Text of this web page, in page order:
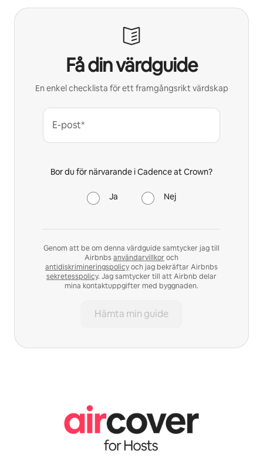
Få din värdguide
En enkel checklista för ett framgångsrikt värdskap
E-post*
Bor du för närvarande i Cadence at Crown?
Ja Nej
Genom att be om denna värdguide samtycker jag till
Airbnbs användarvillkor och
antidiskrimineringspolicyoch jag bekräftar Airbnbs
sekretesspolicy. Jag samtycker till att Airbnb delar
mina kontaktuppgifter med byggnaden.
Hämta min guide